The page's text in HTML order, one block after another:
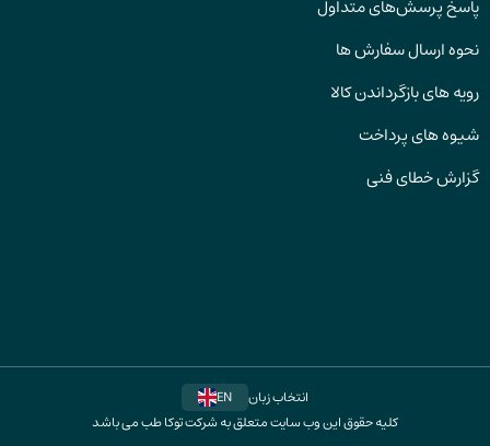
پاسخ پرسش‌های متداول
نحوه ارسال سفارش ها
رویه های بازگرداندن کالا
شیوه های پرداخت
گزارش خطای فنی
انتخاب زبان
EN
کلیه حقوق این وب سایت متعلق به شرکت توکا طب می باشد